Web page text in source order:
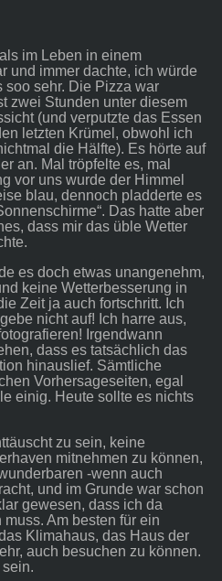
im Leben in einem
und immer dachte, ich würde
soo sehr. Die Pizza war
zwei Stunden unter diesem
(und verputzte das Essen
letzten Krümel, obwohl ich
die Hälfte). Es hörte auf
an. Mal tröpfelte es, mal
vor uns wurde der Himmel
blau, dennoch pladderte es
Das hatte aber
dass mir das üble Wetter
es doch etwas unangenehm,
keine Wetterbesserung in
Zeit ja auch fortschritt. Ich
nicht auf! Ich harre aus,
Irgendwann
dass es tatsächlich das
hinauslief. Sämtliche
Vorhersageseiten, egal
einig. Heute sollte es nichts
zu sein, keine
mitnehmen zu können,
-wenn auch
und im Grunde war schon
gewesen, dass ich da
Am besten für ein
Klimahaus, das Haus der
auch besuchen zu können.